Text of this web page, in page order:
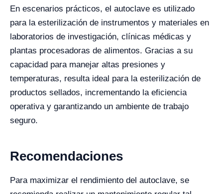
En escenarios prácticos, el autoclave es utilizado
para la esterilización de instrumentos y materiales en
laboratorios de investigación, clínicas médicas y
plantas procesadoras de alimentos. Gracias a su
capacidad para manejar altas presiones y
temperaturas, resulta ideal para la esterilización de
productos sellados, incrementando la eficiencia
operativa y garantizando un ambiente de trabajo
seguro.
Recomendaciones
Para maximizar el rendimiento del autoclave, se